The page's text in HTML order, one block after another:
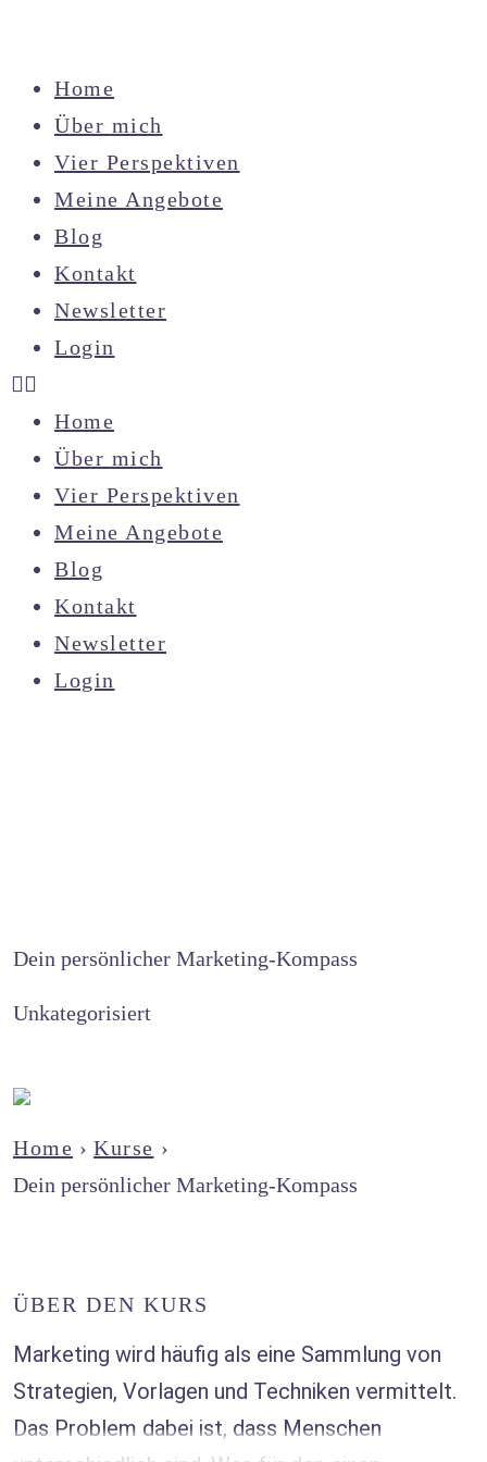
Home
Über mich
Vier Perspektiven
Meine Angebote
Blog
Kontakt
Newsletter
Login
Home
Über mich
Vier Perspektiven
Meine Angebote
Blog
Kontakt
Newsletter
Login
Dein persönlicher Marketing-Kompass
Unkategorisiert
Home › Kurse ›
Dein persönlicher Marketing-Kompass
ÜBER DEN KURS
Marketing wird häufig als eine Sammlung von
Strategien, Vorlagen und Techniken vermittelt.
Das Problem dabei ist, dass Menschen